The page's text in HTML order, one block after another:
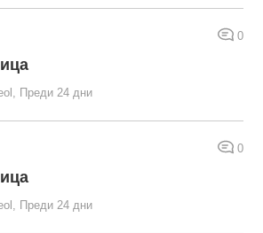
0
Преди 24 дни
0
Преди 24 дни